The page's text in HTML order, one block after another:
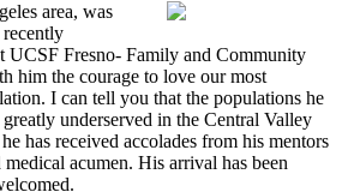
area, was
recently
UCSF Fresno- Family and Community
him the courage to love our most
I can tell you that the populations he
underserved in the Central Valley
has received accolades from his mentors
acumen. His arrival has been